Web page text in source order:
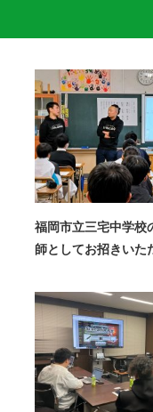
福岡市立三宅中学校
師としてお招きいた